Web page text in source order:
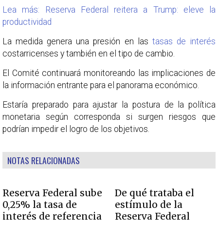
Lea más: Reserva Federal reitera a Trump: eleve la
productividad​
La medida genera una presión en las tasas de interés
costarricenses y también en el tipo de cambio.
El Comité continuará monitoreando las implicaciones de
la información entrante para el panorama económico.
Estaría preparado para ajustar la postura de la política
monetaria según corresponda si surgen riesgos que
podrían impedir el logro de los objetivos.
NOTAS RELACIONADAS
Reserva Federal sube
0,25% la tasa de
interés de referencia
De qué trataba el
estímulo de la
Reserva Federal